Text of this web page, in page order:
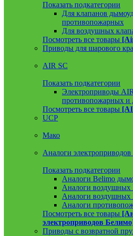
Показать подкатегории
Для клапанов
противопожарных
Для воздушных
Посмотреть все товары
Приводы для шарового
AIR SC
Показать подкатегории
Электроприводы
противопожарных и
Посмотреть все товары
UCP
Мако
Аналоги
Показать подкатегории
Аналоги Belimo
Аналоги воздушных
Аналоги воздушных
Аналоги
Посмотреть все товары
электроприводов
Приводы с возвратной